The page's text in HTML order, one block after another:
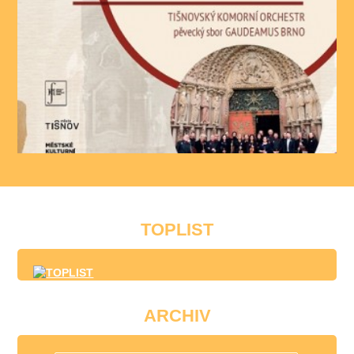
TOPLIST
ARCHIV